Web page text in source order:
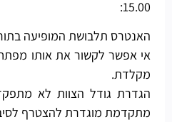
15.00:
האנטרס תלבושת המופיעה
אי אפשר לקשור את אותו
מקלדת.
הגדרת גודל הצוות לא
מתקדמת מוגדרת להצטרף